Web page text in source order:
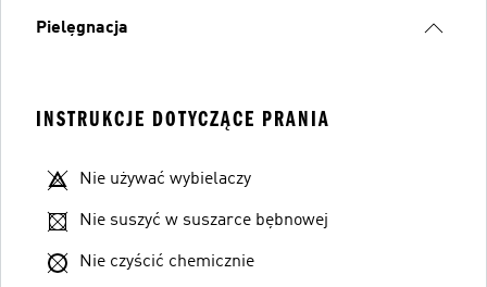
Pielęgnacja
INSTRUKCJE DOTYCZĄCE PRANIA
Nie używać wybielaczy
Nie suszyć w suszarce bębnowej
Nie czyścić chemicznie